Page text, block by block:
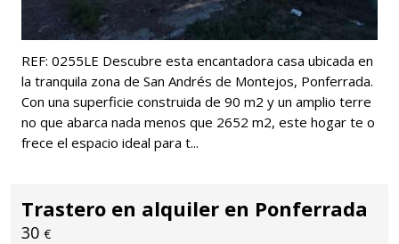
REF: 0255LE Descubre esta encantadora casa ubicada en
la tranquila zona de San Andrés de Montejos, Ponferrada.
Con una superficie construida de 90 m2 y un amplio terre
no que abarca nada menos que 2652 m2, este hogar te o
frece el espacio ideal para t...
Trastero en alquiler en Ponferrada
30 €